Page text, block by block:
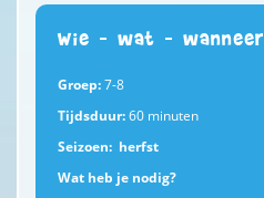
Wie – wat – wanneer
Groep:7-8
Tijdsduur:60 minuten
Seizoen: herfst
Wat heb je nodig?